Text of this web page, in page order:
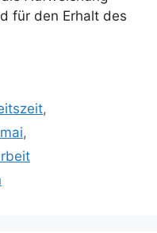
für den Erhalt des
,
,